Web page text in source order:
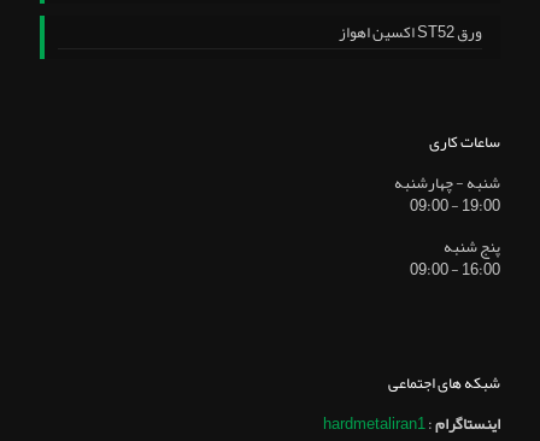
ورق ST52 اکسین اهواز
ساعات کاری
شنبه - چهارشنبه
19:00 - 09:00
پنج شنبه
16:00 - 09:00
شبکه های اجتماعی
اینستاگرام:
hardmetaliran1